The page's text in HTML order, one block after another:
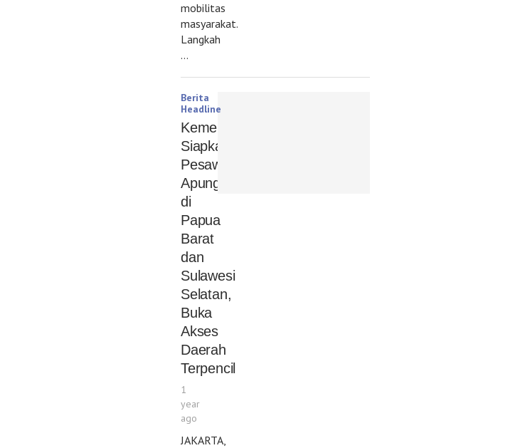
mobilitas
masyarakat.
Langkah
…
Berita
Headline
Kemenhub
Siapkan
Pesawat
Apung
di
Papua
Barat
dan
Sulawesi
Selatan,
Buka
Akses
Daerah
Terpencil
1
year
ago
JAKARTA,